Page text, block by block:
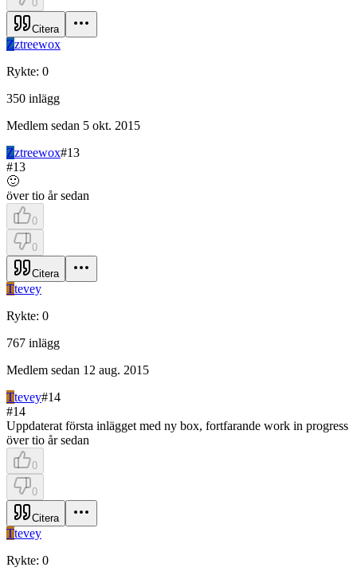
0
Citera
Zztreewox
Rykte: 0
350 inlägg
Medlem sedan 5 okt. 2015
Zztreewox#13
#13
🙂
över tio år sedan
0
0
Citera
Ttevey
Rykte: 0
767 inlägg
Medlem sedan 12 aug. 2015
Ttevey#14
#14
Uppdaterat första inlägget med ny box, fortfarande work in progress
över tio år sedan
0
0
Citera
Ttevey
Rykte: 0